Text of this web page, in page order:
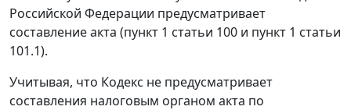
Российской Федерации предусматривает
составление акта (пункт 1 статьи 100 и пункт 1 статьи
101.1).
Учитывая, что Кодекс не предусматривает
составления налоговым органом акта по